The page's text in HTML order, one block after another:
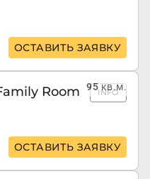
ОСТАВИТЬ ЗАЯВКУ
95кв.м.
Room INFO
ОСТАВИТЬ ЗАЯВКУ